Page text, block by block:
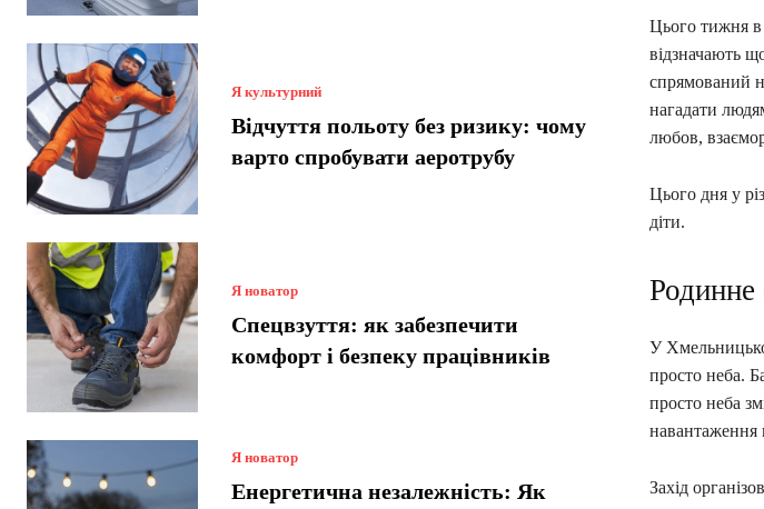
Я культурний
Відчуття польоту без ризику: чому
варто спробувати аеротрубу
Я новатор
Спецвзуття: як забезпечити
комфорт і безпеку працівників
Я новатор
Енергетична незалежність: Як
Цього тижня в
відзначають
спрямований
нагадати
любов,
Цього дня у
діти.
Родинне
У
просто неба.
просто неба
навантаження
Захід